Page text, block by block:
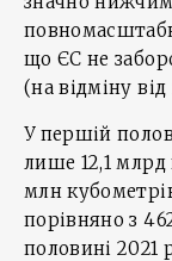
що ЄС не
(на відміну
У першій
лише 12,1 млрд
млн
порівняно з
половині 2021